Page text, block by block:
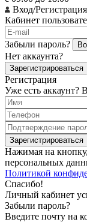
Вход/Регистрация
Кабинет
Забыли пароль?
Нет аккаунта?
Зарегистрироваться
Регистрация
Уже есть аккаунт?
Зарегистрироваться
Нажимая на
персональных
Политикой
Спасибо!
Личный кабинет
Забыли пароль?
Введите почту на